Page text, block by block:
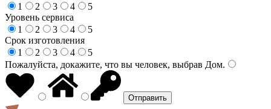
1
2 3 4
5
Уровень сервиса
1
2 3 4
5
Срок изготовления
1
2 3 4
5
Пожалуйста, докажите, что вы человек, выбрав Дом.